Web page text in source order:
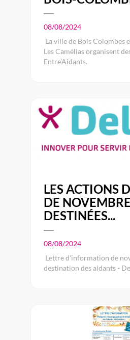
08/08/2024
La ville de Bois Colombes
Les Camélias organisent
Entre’Aidants.
LES ACTIONS
DE NOVEMBRE
DESTINÉES...
08/08/2024
Lettre d'information de
destination des aidants -